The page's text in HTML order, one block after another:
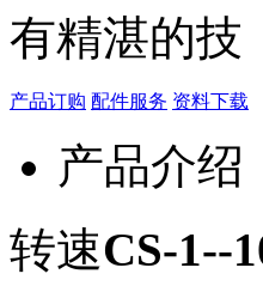
有精湛的技
产品订购 配件服务 资料下载
产品介绍
转速CS-1--